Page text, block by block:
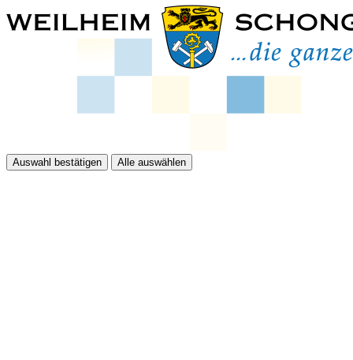
Auswahl bestätigen Alle auswählen